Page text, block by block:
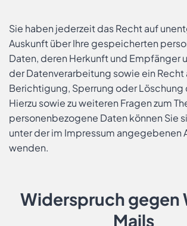
Sie haben jederzeit das Recht auf
Auskunft über Ihre gespeicherten
Daten, deren Herkunft und Empfänger
der Datenverarbeitung sowie ein Recht
Berichtigung, Sperrung oder Löschung
Hierzu sowie zu weiteren Fragen zum
personenbezogene Daten können Sie
unter der im Impressum angegebenen
wenden.
Widerspruch gegen
Mails